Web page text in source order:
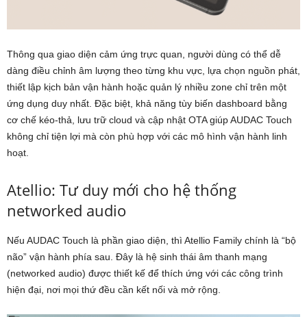
Thông qua giao diện cảm ứng trực quan, người dùng có thể dễ
dàng điều chỉnh âm lượng theo từng khu vực, lựa chọn nguồn phát,
thiết lập kịch bản vận hành hoặc quản lý nhiều zone chỉ trên một
ứng dụng duy nhất. Đặc biệt, khả năng tùy biến dashboard bằng
cơ chế kéo-thả, lưu trữ cloud và cập nhật OTA giúp AUDAC Touch
không chỉ tiện lợi mà còn phù hợp với các mô hình vận hành linh
hoạt.
Atellio: Tư duy mới cho hệ thống
networked audio
Nếu AUDAC Touch là phần giao diện, thì Atellio Family chính là “bộ
não” vận hành phía sau. Đây là hệ sinh thái âm thanh mạng
(networked audio) được thiết kế để thích ứng với các công trình
hiện đại, nơi mọi thứ đều cần kết nối và mở rộng.